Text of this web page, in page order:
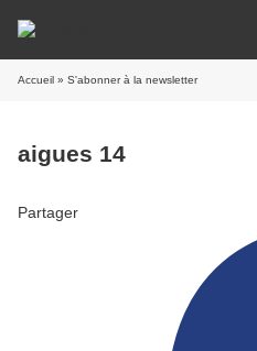
Accueil » S'abonner à la newsletter
aigues 14
Partager